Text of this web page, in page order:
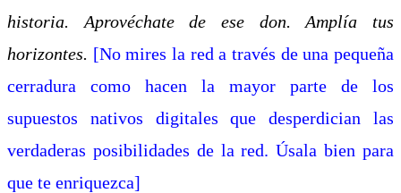
historia. Aprovéchate de ese don. Amplía tus
horizontes. [No mires la red a través de una pequeña
cerradura como hacen la mayor parte de los
supuestos nativos digitales que desperdician las
verdaderas posibilidades de la red. Úsala bien para
que te enriquezca]